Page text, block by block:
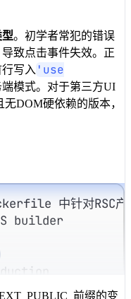
。初学者常犯的错误
致点击事件失效。正
写入 'use
模式。对于第三方UI
无DOM硬依赖的版本，
中针对RSC产
builder
前缀的变